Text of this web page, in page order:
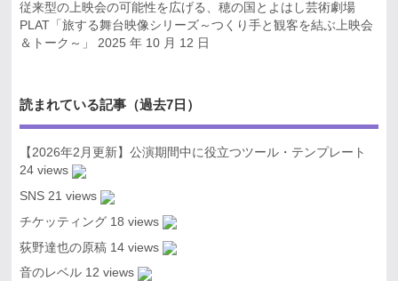
従来型の上映会の可能性を広げる、穂の国とよはし芸術劇場
PLAT「旅する舞台映像シリーズ～つくり手と観客を結ぶ上映会
＆トーク～」
2025 年 10 月 12 日
読まれている記事（過去7日）
【2026年2月更新】公演期間中に役立つツール・テンプレート
24 views
SNS 21 views
チケッティング 18 views
荻野達也の原稿 14 views
音のレベル 12 views